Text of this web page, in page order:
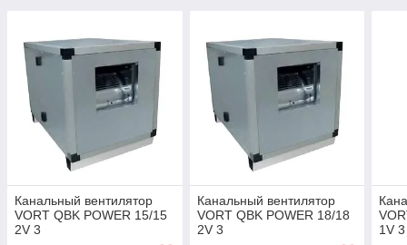
Канальный вентилятор
VORT QBK POWER 15/15
2V 3
Канальный вентилятор
VORT QBK POWER 18/18
2V 3
1V 3